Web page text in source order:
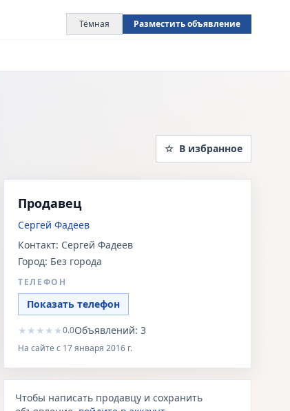
Тёмная Разместить объявление
☆ В избранное
Продавец
Сергей Фадеев
Контакт: Сергей Фадеев
Город: Без города
ТЕЛЕФОН
Показать телефон
★ ★ ★ ★ ★0.0Объявлений: 3
На сайте с 17 января 2016 г.
Чтобы написать продавцу и сохранить